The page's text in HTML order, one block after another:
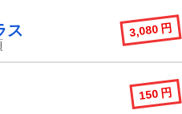
ス 3,080 円
150 円